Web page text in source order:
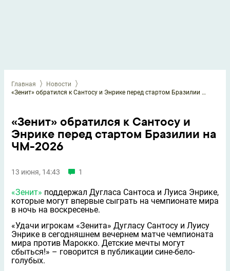
Главная
Новости
«Зенит» обратился к Сантосу и Энрике перед стартом Бразилии на ЧМ-2026
«Зенит» обратился к Сантосу и
Энрике перед стартом Бразилии на
ЧМ-2026
13 июня, 14:43 1
«Зенит» поддержал Дугласа Сантоса и Луиса Энрике,
которые могут впервые сыграть на чемпионате мира
в ночь на воскресенье.
«Удачи игрокам «Зенита» Дугласу Сантосу и Луису
Энрике в сегодняшнем вечернем матче чемпионата
мира против Марокко. Детские мечты могут
сбыться!» – говорится в публикации сине-бело-
голубых.